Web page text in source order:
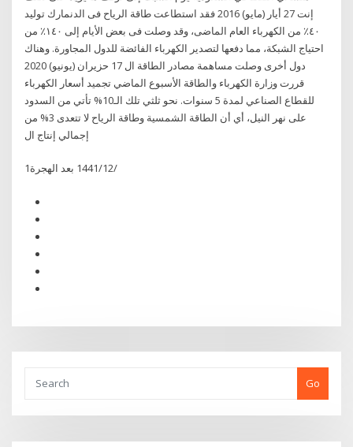
إنت 27 أيار (مايو) 2016 فقد استطاعت طاقة الرياح فى الدنمارك توليد
٤٠٪ من الكهرباء العام الماضى، وقد وصلت فى بعض الأيام إلى ١٤٠٪ من
احتياج الشبكة، مما دفعها لتصدير الكهرباء الفائضة للدول المجاورة. وهناك
دول أخرى وصلت مساهمة مصادر الطاقة ال 17 حزيران (يونيو) 2020
قررت وزارة الكهرباء والطاقة الأسبوع الماضي تجميد أسعار الكهرباء
للقطاع الصناعي لمدة 5 سنوات. نحو ثلثي تلك الـ10% تأتي من السدود
على نهر النيل، أي أن الطاقة الشمسية وطاقة الرياح لا تتعدى 3% من
إجمالي إنتاج ال
1‏‏/12‏‏/1441 بعد الهجرة
Go